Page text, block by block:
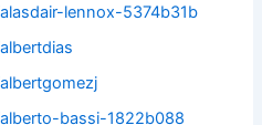
lennox-5374b31b
bassi-1822b088